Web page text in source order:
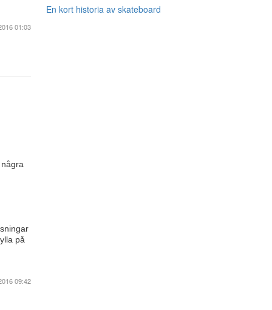
En kort historia av skateboard
01:03
några
på
09:42